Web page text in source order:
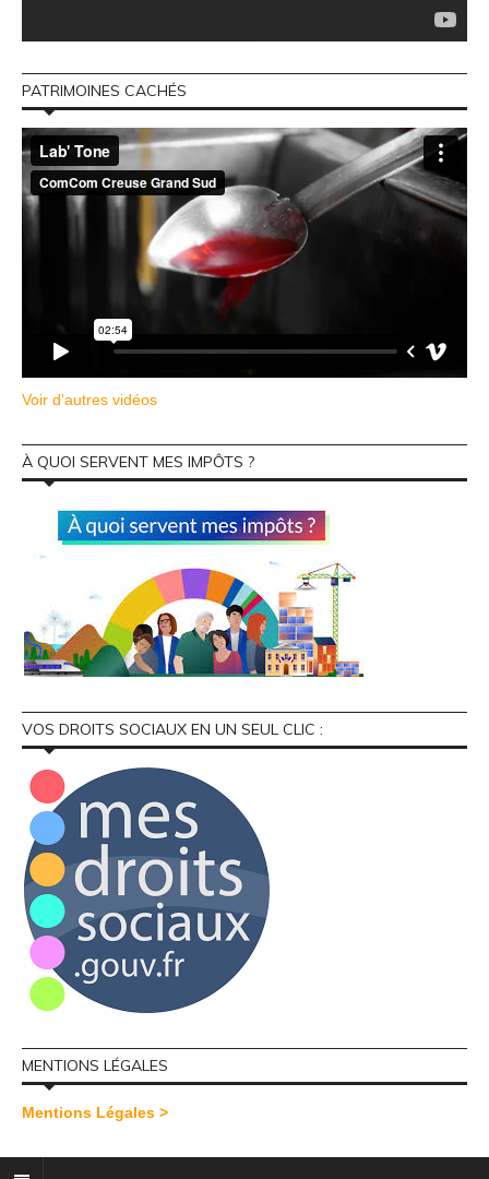
PATRIMOINES CACHÉS
Voir d'autres vidéos
À QUOI SERVENT MES IMPÔTS ?
VOS DROITS SOCIAUX EN UN SEUL CLIC :
MENTIONS LÉGALES
Mentions Légales >